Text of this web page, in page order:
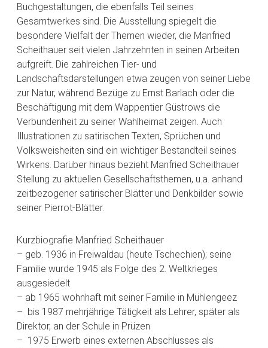
Buchgestaltungen, die ebenfalls Teil seines
Gesamtwerkes sind. Die Ausstellung spiegelt die
besondere Vielfalt der Themen wieder, die Manfried
Scheithauer seit vielen Jahrzehnten in seinen Arbeiten
aufgreift. Die zahlreichen Tier- und
Landschaftsdarstellungen etwa zeugen von seiner Liebe
zur Natur, während Bezüge zu Ernst Barlach oder die
Beschäftigung mit dem Wappentier Güstrows die
Verbundenheit zu seiner Wahlheimat zeigen. Auch
Illustrationen zu satirischen Texten, Sprüchen und
Volksweisheiten sind ein wichtiger Bestandteil seines
Wirkens. Darüber hinaus bezieht Manfried Scheithauer
Stellung zu aktuellen Gesellschaftsthemen, u.a. anhand
zeitbezogener satirischer Blätter und Denkbilder sowie
seiner Pierrot-Blätter.
Kurzbiografie Manfried Scheithauer
– geb. 1936 in Freiwaldau (heute Tschechien); seine
Familie wurde 1945 als Folge des 2. Weltkrieges
ausgesiedelt
– ab 1965 wohnhaft mit seiner Familie in Mühlengeez
– bis 1987 mehrjährige Tätigkeit als Lehrer, später als
Direktor, an der Schule in Prüzen
– 1975 Erwerb eines externen Abschlusses als